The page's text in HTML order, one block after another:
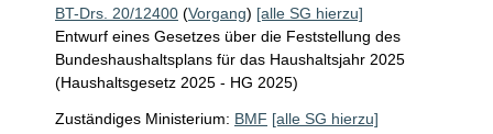
BT-Drs. 20/12400 (Vorgang) [alle SG hierzu]
Entwurf eines Gesetzes über die Feststellung des
Bundeshaushaltsplans für das Haushaltsjahr 2025
(Haushaltsgesetz 2025 - HG 2025)
Zuständiges Ministerium: BMF [alle SG hierzu]